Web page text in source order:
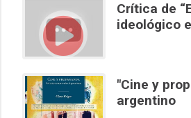
Crítica de
ideológico
"Cine y
argentino